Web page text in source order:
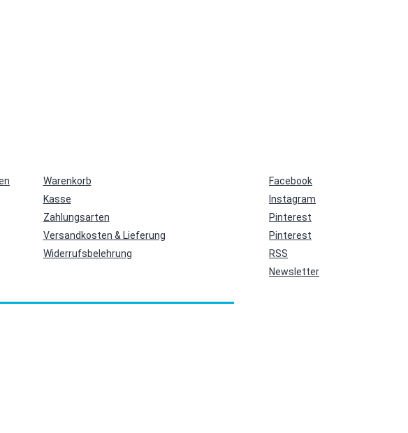
Warenkorb
Kasse
Zahlungsarten
Versandkosten & Lieferung
Widerrufsbelehrung
Facebook
Instagram
Pinterest
Pinterest
RSS
Newsletter